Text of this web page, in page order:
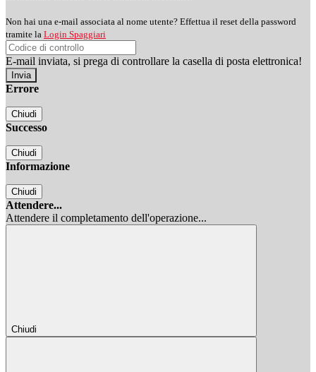
Non hai una e-mail associata al nome utente? Effettua il reset della password
tramite la Login Spaggiari
E-mail inviata, si prega di controllare la casella di posta elettronica!
Errore
Chiudi
Successo
Chiudi
Informazione
Chiudi
Attendere...
Attendere il completamento dell'operazione...
Chiudi